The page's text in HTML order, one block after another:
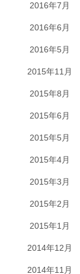
2016年7月
2016年6月
2016年5月
2015年11月
2015年8月
2015年6月
2015年5月
2015年4月
2015年3月
2015年2月
2015年1月
2014年12月
2014年11月